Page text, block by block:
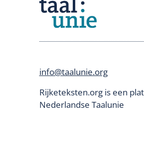
info@taalunie.org
Rijketeksten.org is een
Nederlandse Taalunie